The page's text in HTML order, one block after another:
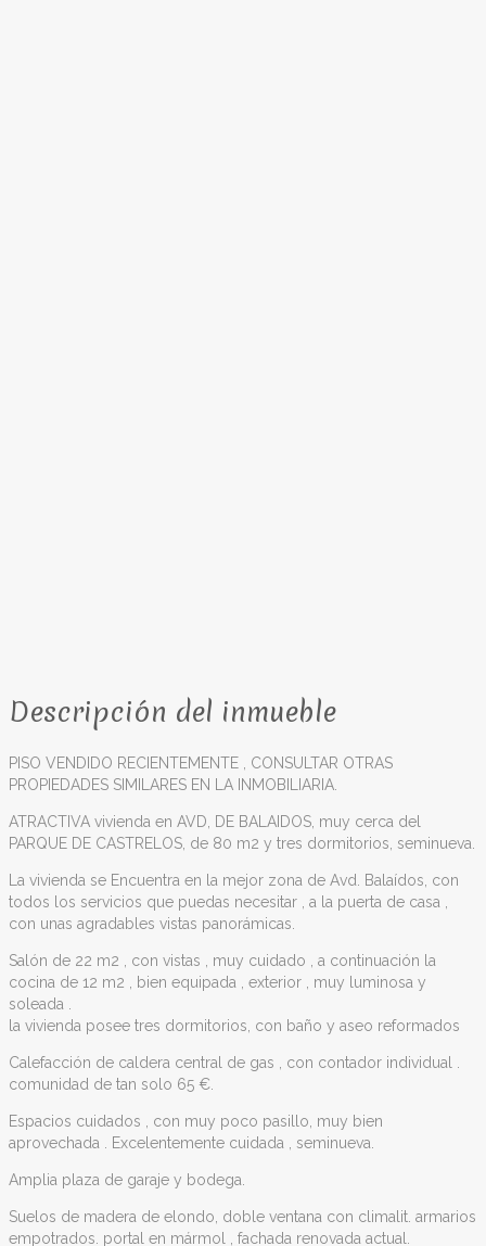
Descripción del inmueble
PISO VENDIDO RECIENTEMENTE , CONSULTAR OTRAS
PROPIEDADES SIMILARES EN LA INMOBILIARIA.
ATRACTIVA vivienda en AVD, DE BALAIDOS, muy cerca del
PARQUE DE CASTRELOS, de 80 m2 y tres dormitorios, seminueva.
La vivienda se Encuentra en la mejor zona de Avd. Balaídos, con
todos los servicios que puedas necesitar , a la puerta de casa ,
con unas agradables vistas panorámicas.
Salón de 22 m2 , con vistas , muy cuidado , a continuación la
cocina de 12 m2 , bien equipada , exterior , muy luminosa y
soleada .
la vivienda posee tres dormitorios, con baño y aseo reformados
Calefacción de caldera central de gas , con contador individual .
comunidad de tan solo 65 €.
Espacios cuidados , con muy poco pasillo, muy bien
aprovechada . Excelentemente cuidada , seminueva.
Amplia plaza de garaje y bodega.
Suelos de madera de elondo, doble ventana con climalit. armarios
empotrados. portal en mármol , fachada renovada actual.